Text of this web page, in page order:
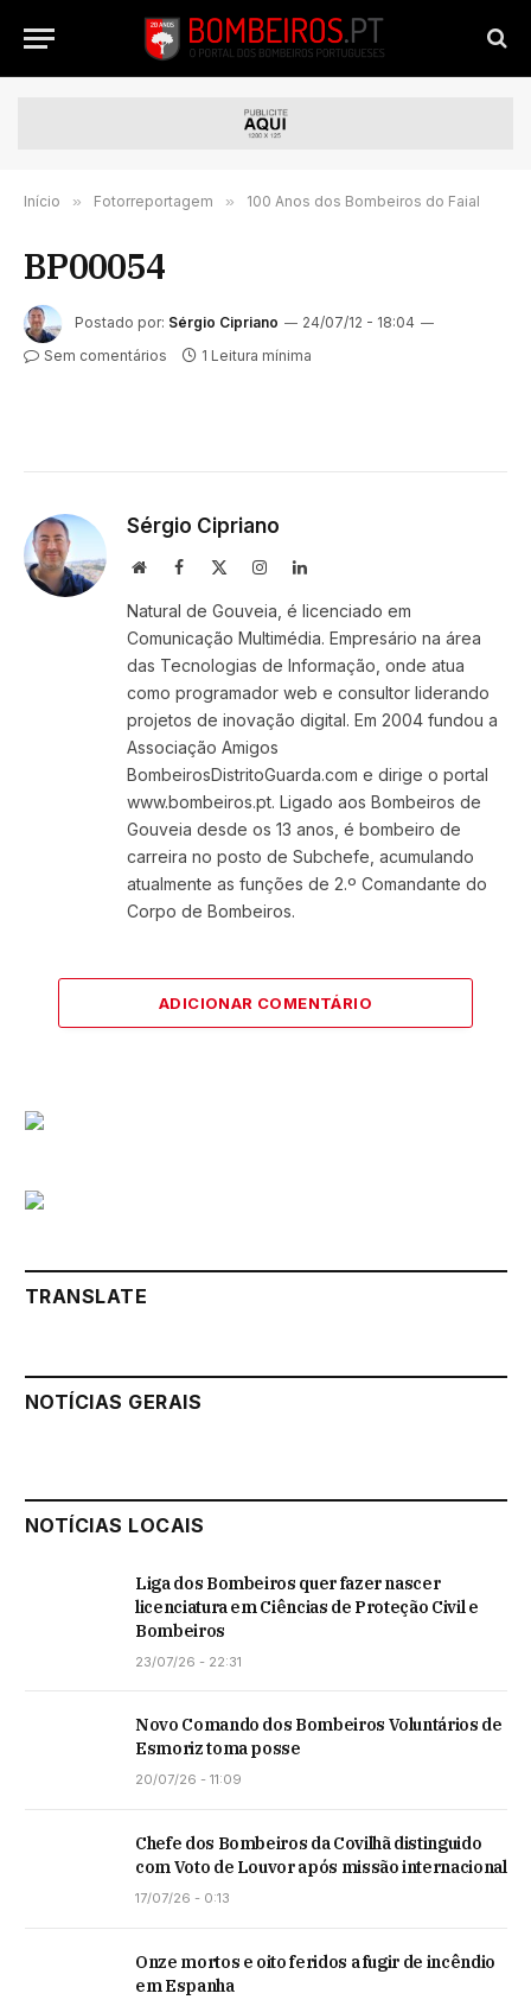
Início » Fotorreportagem » 100 Anos dos Bombeiros do Faial
BP00054
Postado por: Sérgio Cipriano
24/07/12 - 18:04
Sem comentários
1 Leitura mínima
Sérgio Cipriano
WebsiteFacebook InstagramLinkedIn
Natural de Gouveia, é licenciado em
Comunicação Multimédia. Empresário na área
das Tecnologias de Informação, onde atua
como programador web e consultor liderando
projetos de inovação digital. Em 2004 fundou a
Associação Amigos
BombeirosDistritoGuarda.com e dirige o portal
www.bombeiros.pt. Ligado aos Bombeiros de
Gouveia desde os 13 anos, é bombeiro de
carreira no posto de Subchefe, acumulando
atualmente as funções de 2.º Comandante do
Corpo de Bombeiros.
ADICIONAR COMENTÁRIO
TRANSLATE
NOTÍCIAS GERAIS
NOTÍCIAS LOCAIS
Liga dos Bombeiros quer fazer nascer
licenciatura em Ciências de Proteção Civil e
Bombeiros
23/07/26 - 22:31
Novo Comando dos Bombeiros Voluntários de
Esmoriz toma posse
20/07/26 - 11:09
Chefe dos Bombeiros da Covilhã distinguido
com Voto de Louvor após missão internacional
17/07/26 - 0:13
Onze mortos e oito feridos a fugir de incêndio
em Espanha